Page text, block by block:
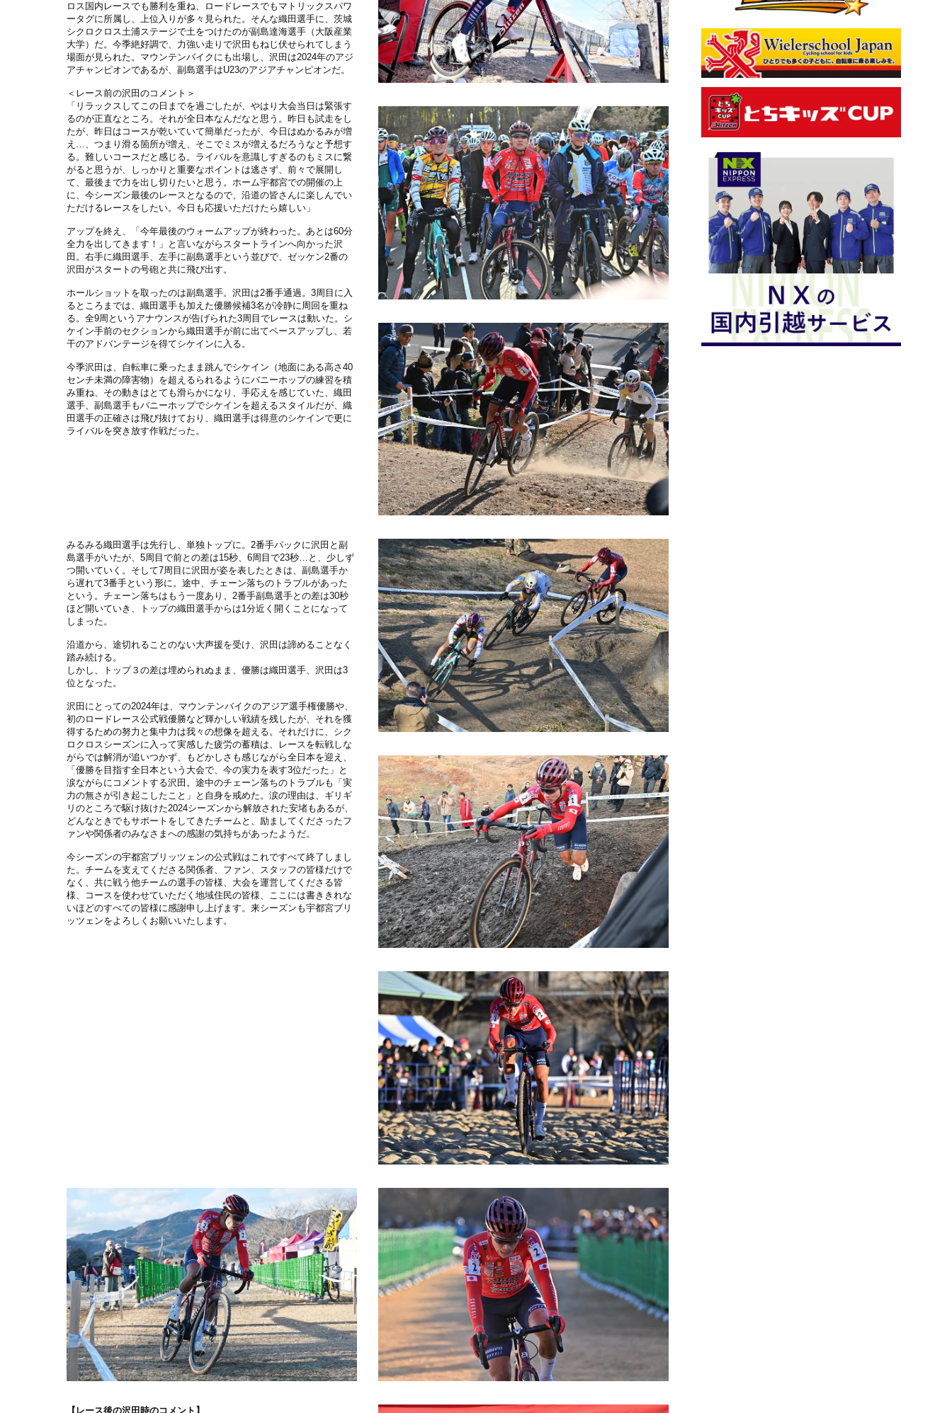
ロス国内レースでも勝利を重ね、ロードレースでもマトリックスパワ
ータグに所属し、上位入りが多々見られた。そんな織田選手に、茨城
シクロクロス土浦ステージで土をつけたのが副島達海選手（大阪産業
大学）だ。今季絶好調で、力強い走りで沢田もねじ伏せられてしまう
場面が見られた。マウンテンバイクにも出場し、沢田は2024年のアジ
アチャンピオンであるが、副島選手はU23のアジアチャンピオンだ。
＜レース前の沢田のコメント＞
「リラックスしてこの日までを過ごしたが、やはり大会当日は緊張す
るのが正直なところ。それが全日本なんだなと思う。昨日も試走をし
たが、昨日はコースが乾いていて簡単だったが、今日はぬかるみが増
え…、つまり滑る箇所が増え、そこでミスが増えるだろうなと予想す
る。難しいコースだと感じる。ライバルを意識しすぎるのもミスに繋
がると思うが、しっかりと重要なポイントは逃さず、前々で展開し
て、最後まで力を出し切りたいと思う。ホーム宇都宮での開催の上
に、今シーズン最後のレースとなるので、沿道の皆さんに楽しんでい
ただけるレースをしたい。今日も応援いただけたら嬉しい」
アップを終え、「今年最後のウォームアップが終わった。あとは60分
全力を出してきます！」と言いながらスタートラインへ向かった沢
田。右手に織田選手、左手に副島選手という並びで、ゼッケン2番の
沢田がスタートの号砲と共に飛び出す。
ホールショットを取ったのは副島選手。沢田は2番手通過。3周目に入
るところまでは、織田選手も加えた優勝候補3名が冷静に周回を重ね
る。全9周というアナウンスが告げられた3周目でレースは動いた。シ
ケイン手前のセクションから織田選手が前に出てペースアップし、若
干のアドバンテージを得てシケインに入る。
今季沢田は、自転車に乗ったまま跳んでシケイン（地面にある高さ40
センチ未満の障害物）を超えるられるようにバニーホップの練習を積
み重ね、その動きはとても滑らかになり、手応えを感じていた、織田
選手、副島選手もバニーホップでシケインを超えるスタイルだが、織
田選手の正確さは飛び抜けており、織田選手は得意のシケインで更に
ライバルを突き放す作戦だった。
みるみる織田選手は先行し、単独トップに。2番手パックに沢田と副
島選手がいたが、5周目で前との差は15秒、6周目で23秒…と、少しず
つ開いていく。そして7周目に沢田が姿を表したときは、副島選手か
ら遅れて3番手という形に。途中、チェーン落ちのトラブルがあった
という。チェーン落ちはもう一度あり、2番手副島選手との差は30秒
ほど開いていき、トップの織田選手からは1分近く開くことになって
しまった。
沿道から、途切れることのない大声援を受け、沢田は諦めることなく
踏み続ける。
しかし、トップ３の差は埋められぬまま、優勝は織田選手、沢田は3
位となった。
沢田にとっての2024年は、マウンテンバイクのアジア選手権優勝や、
初のロードレース公式戦優勝など輝かしい戦績を残したが、それを獲
得するための努力と集中力は我々の想像を超える。それだけに、シク
ロクロスシーズンに入って実感した疲労の蓄積は、レースを転戦しな
がらでは解消が追いつかず、もどかしさも感じながら全日本を迎え、
「優勝を目指す全日本という大会で、今の実力を表す3位だった」と
涙ながらにコメントする沢田。途中のチェーン落ちのトラブルも「実
力の無さが引き起こしたこと」と自身を戒めた。涙の理由は、ギリギ
リのところで駆け抜けた2024シーズンから解放された安堵もあるが、
どんなときでもサポートをしてきたチームと、励ましてくださったフ
ァンや関係者のみなさまへの感謝の気持ちがあったようだ。
今シーズンの宇都宮ブリッツェンの公式戦はこれですべて終了しまし
た。チームを支えてくださる関係者、ファン、スタッフの皆様だけで
なく、共に戦う他チームの選手の皆様、大会を運営してくださる皆
様、コースを使わせていただく地域住民の皆様、ここには書ききれな
いほどのすべての皆様に感謝申し上げます。来シーズンも宇都宮ブリ
ッツェンをよろしくお願いいたします。
【レース後の沢田時のコメント】